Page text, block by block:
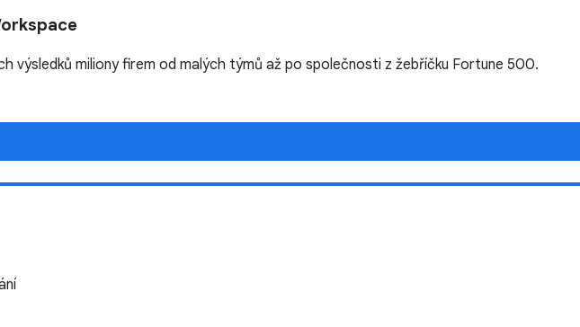
výsledků miliony firem od malých týmů až po společnosti z žebříčku Fortune 500.